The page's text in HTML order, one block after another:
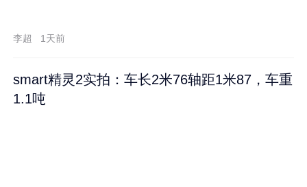
李超 1天前
smart精灵2实拍：车长2米76轴距1米87，车重
1.1吨